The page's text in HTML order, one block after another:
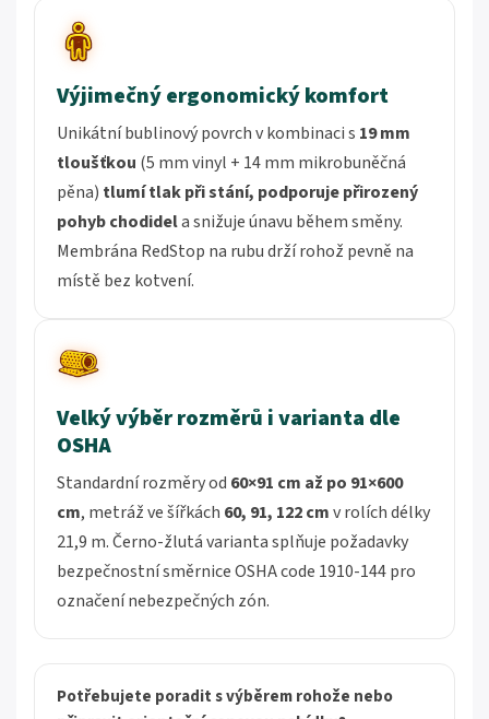
Výjimečný ergonomický komfort
Unikátní bublinový povrch v kombinaci s 19 mm
tloušťkou (5 mm vinyl + 14 mm mikrobuněčná
pěna) tlumí tlak při stání, podporuje přirozený
pohyb chodidela snižuje únavu během směny.
Membrána RedStop na rubu drží rohož pevně na
místě bez kotvení.
Velký výběr rozměrů i varianta dle
OSHA
Standardní rozměry od 60×91 cm až po 91×600
cm, metráž ve šířkách 60, 91, 122 cmv rolích délky
21,9 m. Černo-žlutá varianta splňuje požadavky
bezpečnostní směrnice OSHA code 1910-144 pro
označení nebezpečných zón.
Potřebujete poradit s výběrem rohože nebo